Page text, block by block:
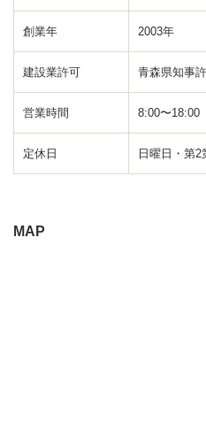
創業年 2003年
建設業許可 青森県知事
営業時間 8:00〜18:00
定休日 日曜日・第2
MAP